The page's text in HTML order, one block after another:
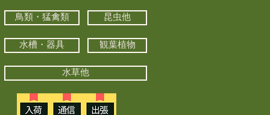
鳥類・猛禽類 昆虫他
水槽・器具 観葉植物
水草他